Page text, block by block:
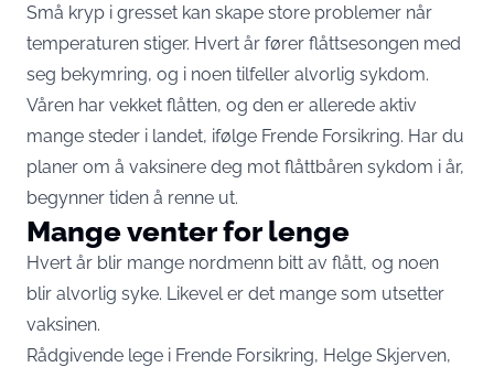
Små kryp i gresset kan skape store problemer når
temperaturen stiger. Hvert år fører flåttsesongen med
seg bekymring, og i noen tilfeller alvorlig sykdom.
Våren har vekket flåtten, og den er allerede aktiv
mange steder i landet, ifølge Frende Forsikring. Har du
planer om å vaksinere deg mot flåttbåren sykdom i år,
begynner tiden å renne ut.
Mange venter for lenge
Hvert år blir mange nordmenn bitt av flått, og noen
blir alvorlig syke. Likevel er det mange som utsetter
vaksinen.
Rådgivende lege i Frende Forsikring, Helge Skjerven,